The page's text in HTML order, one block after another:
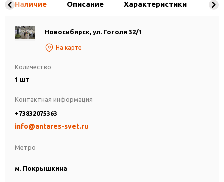
Наличие Описание Характеристики
Новосибирск, ул. Гоголя 32/1
На карте
Количество
1 шт
Метро
м. Покрышкина
Контактная информация
+73832075363
info@antares-svet.ru